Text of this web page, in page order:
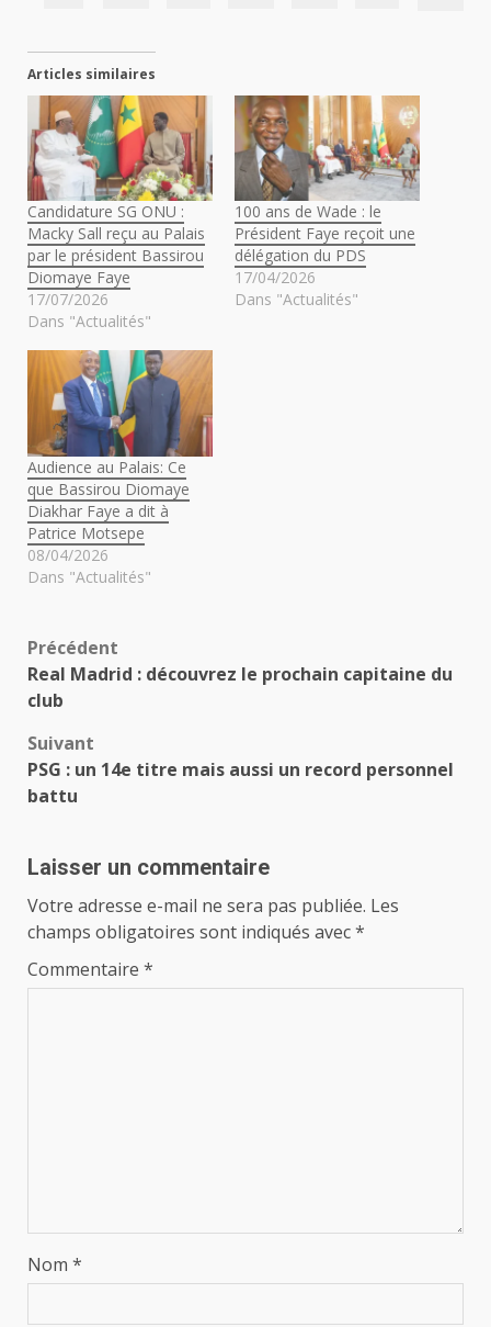
Articles similaires
Candidature SG ONU :
Macky Sall reçu au Palais
par le président Bassirou
Diomaye Faye
17/07/2026
Dans "Actualités"
100 ans de Wade : le
Président Faye reçoit une
délégation du PDS
17/04/2026
Dans "Actualités"
Audience au Palais: Ce
que Bassirou Diomaye
Diakhar Faye a dit à
Patrice Motsepe
08/04/2026
Dans "Actualités"
Navigation
d’article
Précédent
Real Madrid : découvrez le prochain capitaine du
club
Suivant
PSG : un 14e titre mais aussi un record personnel
battu
Laisser un commentaire
Votre adresse e-mail ne sera pas publiée. Les
champs obligatoires sont indiqués avec*
Commentaire *
Nom *